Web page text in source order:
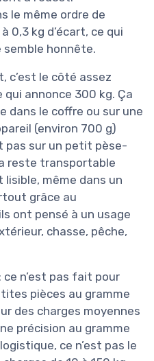
le même ordre de
0,3 kg d’écart, ce qui
semble honnête.
c’est le côté assez
annonce 300 kg. Ça
dans le coffre ou sur une
(environ 700 g)
pas sur un petit pèse-
reste transportable
lisible, même dans un
grâce au
ont pensé à un usage
chasse, pêche,
n’est pas fait pour
pièces au gramme
des charges moyennes
précision au gramme
ce n’est pas le